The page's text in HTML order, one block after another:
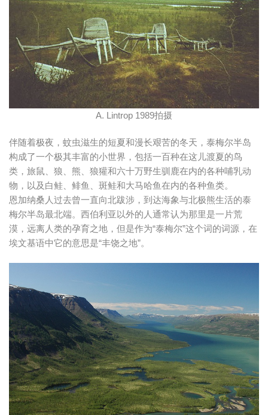
A. Lintrop 1989拍摄
伴随着极夜，蚊虫滋生的短夏和漫长艰苦的冬天，泰梅尔半岛
构成了一个极其丰富的小世界，包括一百种在这儿渡夏的鸟
类，旅鼠、狼、熊、狼獾和六十万野生驯鹿在内的各种哺乳动
物，以及白鲑、鲱鱼、斑鲑和大马哈鱼在内的各种鱼类。
恩加纳桑人过去曾一直向北跋涉，到达海象与北极熊生活的泰
梅尔半岛最北端。西伯利亚以外的人通常认为那里是一片荒
漠，远离人类的孕育之地，但是作为“泰梅尔”这个词的词源，在
埃文基语中它的意思是“丰饶之地”。